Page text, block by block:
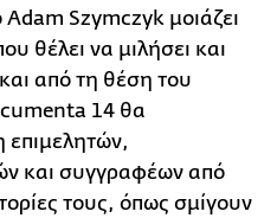
Szymczyk μοιάζει
θέλει να μιλήσει και
από τη θέση του
14 θα
και συγγραφέων από
τους, όπως σμίγουν